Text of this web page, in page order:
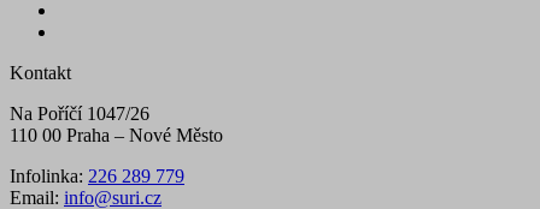
Kontakt
Na Poříčí 1047/26
110 00 Praha – Nové Město
Infolinka: 226 289 779
Email: info@suri.cz